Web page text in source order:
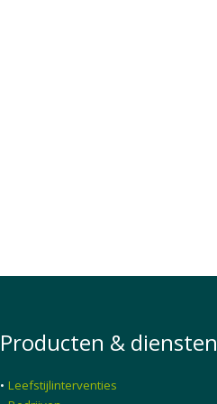
Producten & diensten
• Leefstijlinterventies